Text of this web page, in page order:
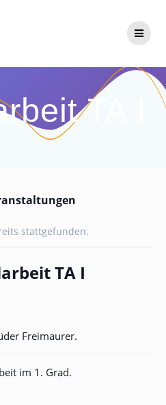
TA I
stattgefunden.
TA I
Freimaurer.
im 1. Grad.